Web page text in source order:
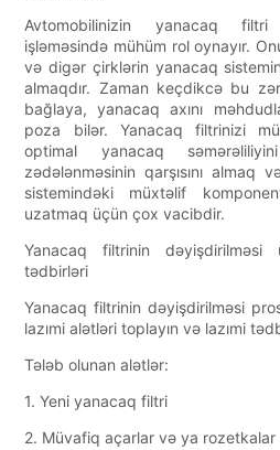
Avtomobilinizin yanacaq filtri
işləməsində mühüm rol oynayır.
və digər çirklərin yanacaq
almaqdır. Zaman keçdikcə bu
bağlaya, yanacaq axını
poza bilər. Yanacaq filtrinizi
optimal yanacaq
zədələnməsinin qarşısını almaq
sistemindəki müxtəlif
uzatmaq üçün çox vacibdir.
Yanacaq filtrinin
tədbirləri
Yanacaq filtrinin dəyişdirilməsi
lazımi alətləri toplayın və lazımi
Tələb olunan alətlər:
1. Yeni yanacaq filtri
2. Müvafiq açarlar və ya rozetkalar